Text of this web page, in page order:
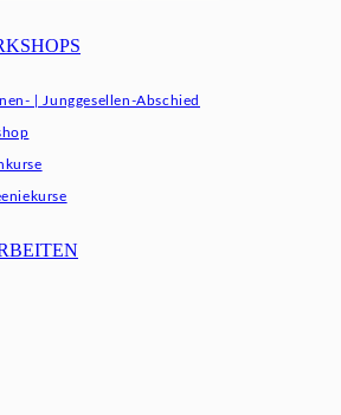
| Junggesellen-Abschied